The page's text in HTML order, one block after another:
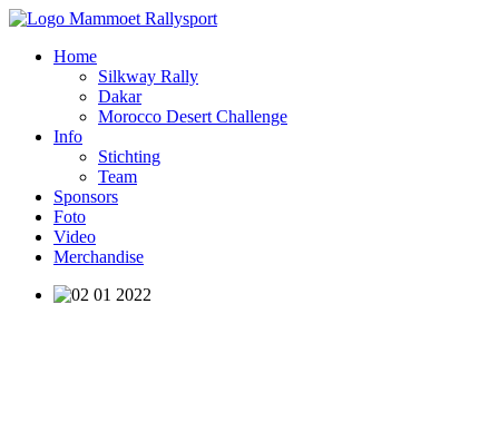
Home
Silkway Rally
Dakar
Morocco Desert Challenge
Info
Stichting
Team
Sponsors
Foto
Video
Merchandise